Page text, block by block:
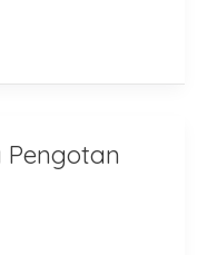
Pengotan